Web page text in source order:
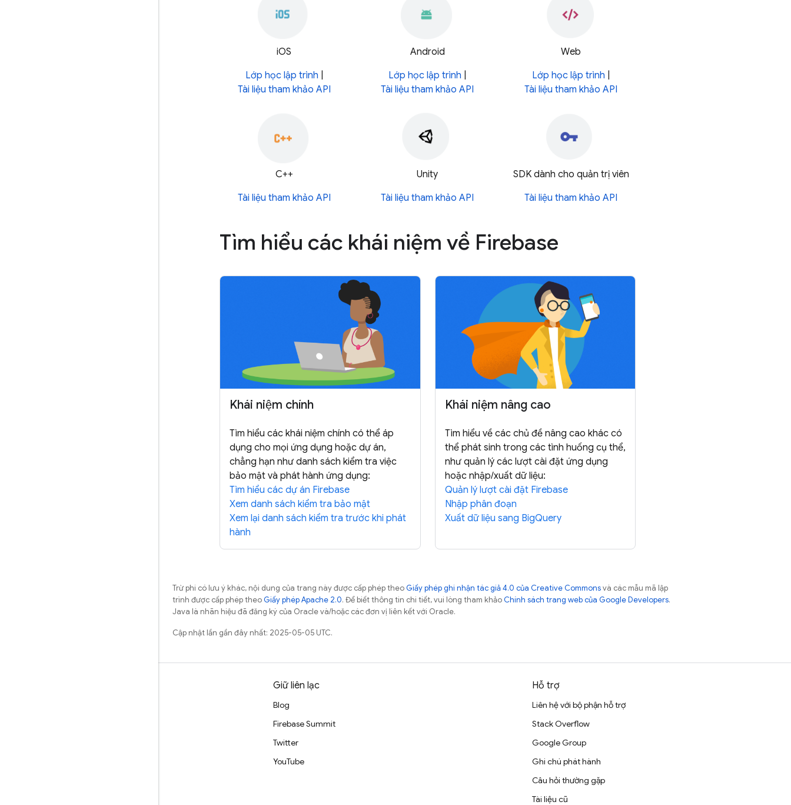
iOS
Lớp học lập trình
Tài liệu tham khảo API
Android
Lớp học lập trình
Tài liệu tham khảo API
Web
Lớp học lập trình
Tài liệu tham khảo API
C++
Tài liệu tham khảo API
Unity
Tài liệu tham khảo API
SDK dành cho quản trị viên
Tài liệu tham khảo API
Tìm hiểu các khái niệm về Firebase
Khái niệm chính
Tìm hiểu các khái niệm chính có thể áp
dụng cho mọi ứng dụng hoặc dự án,
chẳng hạn như danh sách kiểm tra việc
bảo mật và phát hành ứng dụng:
Tìm hiểu các dự án Firebase
Xem danh sách kiểm tra bảo mật
Xem lại danh sách kiểm tra trước khi phát
hành
Khái niệm nâng cao
Tìm hiểu về các chủ đề nâng cao khác có
thể phát sinh trong các tình huống cụ thể,
như quản lý các lượt cài đặt ứng dụng
hoặc nhập/xuất dữ liệu:
Quản lý lượt cài đặt Firebase
Nhập phân đoạn
Xuất dữ liệu sang BigQuery
Trừ phi có lưu ý khác, nội dung của trang này được cấp phép theoGiấy phép ghi nhận tác giả 4.0 của Creative Commonsvà các mẫu mã lập
trình được cấp phép theoGiấy phép Apache 2.0. Để biết thông tin chi tiết, vui lòng tham khảoChính sách trang web của Google Developers.
Java là nhãn hiệu đã đăng ký của Oracle và/hoặc các đơn vị liên kết với Oracle.
Cập nhật lần gần đây nhất: 2025-05-05 UTC.
Giữ liên lạc
Blog
Firebase Summit
Twitter
YouTube
Hỗ trợ
Liên hệ với bộ phận hỗ trợ
Stack Overflow
Google Group
Ghi chú phát hành
Câu hỏi thường gặp
Tài liệu cũ